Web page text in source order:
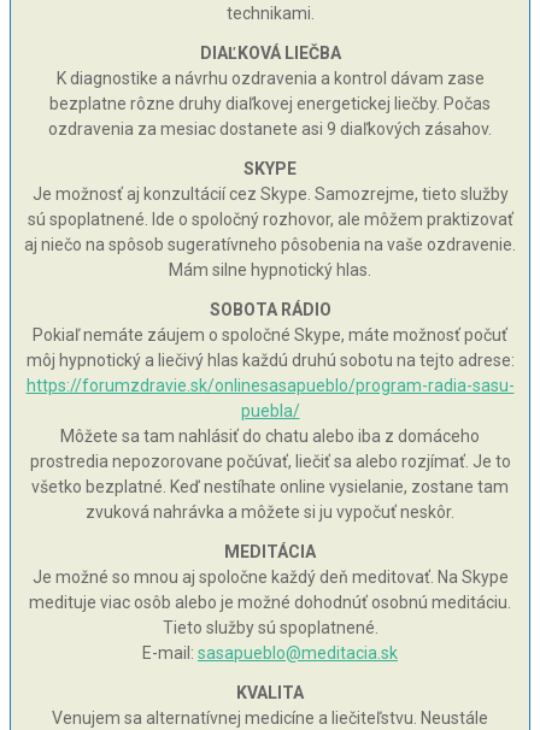
technikami.
DIAĽKOVÁ LIEČBA
K diagnostike a návrhu ozdravenia a kontrol dávam zase
bezplatne rôzne druhy diaľkovej energetickej liečby. Počas
ozdravenia za mesiac dostanete asi 9 diaľkových zásahov.
SKYPE
Je možnosť aj konzultácií cez Skype. Samozrejme, tieto služby
sú spoplatnené. Ide o spoločný rozhovor, ale môžem praktizovať
aj niečo na spôsob sugeratívneho pôsobenia na vaše ozdravenie.
Mám silne hypnotický hlas.
SOBOTA RÁDIO
Pokiaľ nemáte záujem o spoločné Skype, máte možnosť počuť
môj hypnotický a liečivý hlas každú druhú sobotu na tejto adrese:
https://forumzdravie.sk/onlinesasapueblo/program-radia-sasu-
puebla/
Môžete sa tam nahlásiť do chatu alebo iba z domáceho
prostredia nepozorovane počúvať, liečiť sa alebo rozjímať. Je to
všetko bezplatné. Keď nestíhate online vysielanie, zostane tam
zvuková nahrávka a môžete si ju vypočuť neskôr.
MEDITÁCIA
Je možné so mnou aj spoločne každý deň meditovať. Na Skype
medituje viac osôb alebo je možné dohodnúť osobnú meditáciu.
Tieto služby sú spoplatnené.
E-mail: sasapueblo@meditacia.sk
KVALITA
Venujem sa alternatívnej medicíne a liečiteľstvu. Neustále